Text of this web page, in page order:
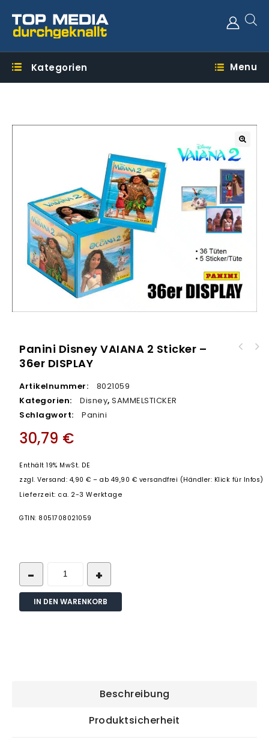
Kategorien Menu
🔍
Panini Disney VAIANA 2 Sticker –
36er DISPLAY
Artikelnummer:
8021059
Kategorien:
Disney,SAMMELSTICKER
Schlagwort:
Panini
30,79 €
Enthält 19% MwSt. DE
zzgl.Versand: 4,90 € – ab 49,90 € versandfrei (Händler: Klick für Infos)
Lieferzeit: ca. 2-3 Werktage
GTIN: 8051708021059
IN DEN WARENKORB
Beschreibung
Produktsicherheit